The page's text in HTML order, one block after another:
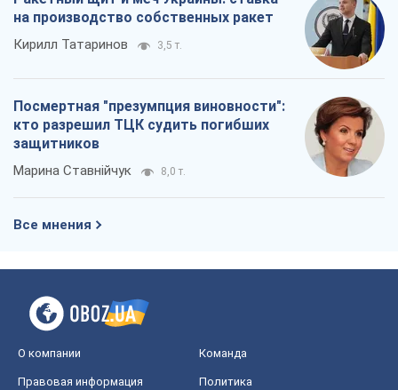
на производство собственных ракет
Кирилл Татаринов 3,5 т.
Посмертная "презумпция виновности":
кто разрешил ТЦК судить погибших
защитников
Марина Ставнійчук 8,0 т.
Все мнения
О компании Команда
Правовая информация
Политика